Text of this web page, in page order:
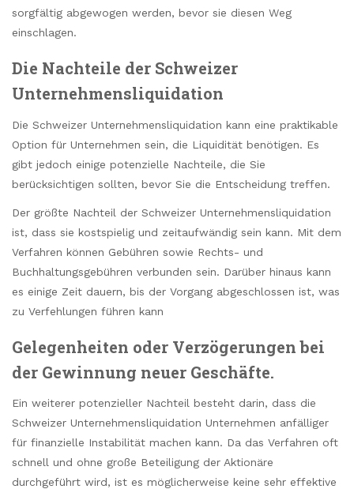
sorgfältig abgewogen werden, bevor sie diesen Weg
einschlagen.
Die Nachteile der Schweizer
Unternehmensliquidation
Die Schweizer Unternehmensliquidation kann eine praktikable
Option für Unternehmen sein, die Liquidität benötigen. Es
gibt jedoch einige potenzielle Nachteile, die Sie
berücksichtigen sollten, bevor Sie die Entscheidung treffen.
Der größte Nachteil der Schweizer Unternehmensliquidation
ist, dass sie kostspielig und zeitaufwändig sein kann. Mit dem
Verfahren können Gebühren sowie Rechts- und
Buchhaltungsgebühren verbunden sein. Darüber hinaus kann
es einige Zeit dauern, bis der Vorgang abgeschlossen ist, was
zu Verfehlungen führen kann
Gelegenheiten oder Verzögerungen bei
der Gewinnung neuer Geschäfte.
Ein weiterer potenzieller Nachteil besteht darin, dass die
Schweizer Unternehmensliquidation Unternehmen anfälliger
für finanzielle Instabilität machen kann. Da das Verfahren oft
schnell und ohne große Beteiligung der Aktionäre
durchgeführt wird, ist es möglicherweise keine sehr effektive